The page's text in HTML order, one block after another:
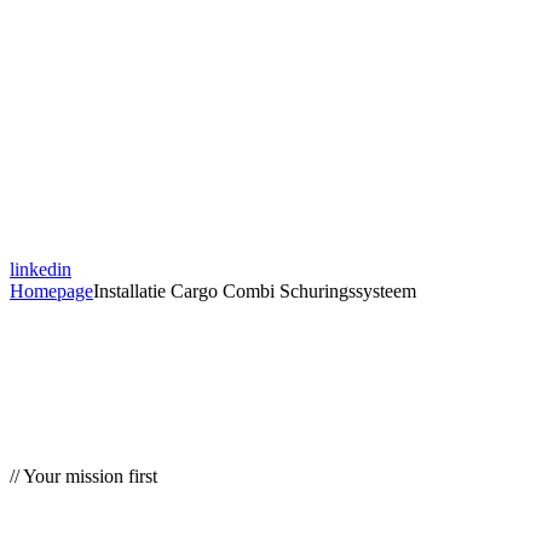
linkedin
HomepageInstallatie Cargo Combi Schuringssysteem
// Your mission first